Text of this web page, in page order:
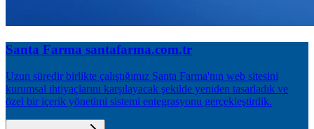
Santa Farma santafarma.com.tr
Uzun süredir birlikte çalıştığımız Santa Farma'nın web sitesini
kurumsal ihtiyaçlarını karşılayacak şekilde yeniden tasarladık ve
özel bir içerik yönetimi sistemi entegrasyonu gerçekleştirdik.